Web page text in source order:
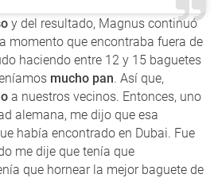
y del resultado, Magnus continuó
momento que encontraba fuera de
haciendo entre 12 y 15 baguetes
mucho pan. Así que,
a nuestros vecinos. Entonces, uno
alemana, me dijo que esa
había encontrado en Dubai. Fue
me dije que tenía que
que hornear la mejor baguete de